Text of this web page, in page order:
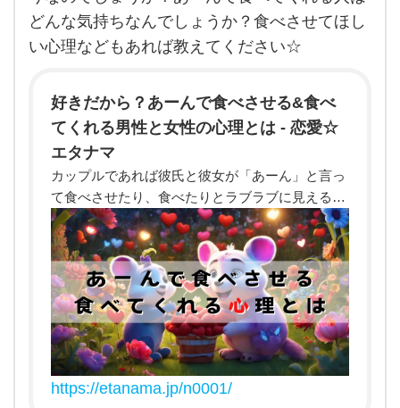
「あ
ーん
て
く
る」
行動
の心
理を
教え
て
く
だ
さ
い！
どんな気持ちなんでしょうか？食べさせてほし
い心理などもあれば教えてください☆
好きだから？あーんで食べさせる&食べ
てくれる男性と女性の心理とは - 恋愛☆
エタナマ
カップルであれば彼氏と彼女が「あーん」と言っ
て食べさせたり、食べたりとラブラブに見える「
あーん」ですが、実際はあーんで食べさせてくれ
る女性や男性は、どの様な心理で食べたり、食べ
させたりするのでしょうか？カップルでなくとも.
..
https://etanama.jp/n0001/